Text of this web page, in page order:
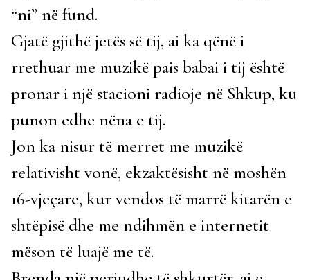
“ni” në fund.
Gjatë gjithë jetës së tij, ai ka qënë i
rrethuar me muzikë pais babai i tij është
pronar i një stacioni radioje në Shkup, ku
punon edhe nëna e tij.
Jon ka nisur të merret me muzikë
relativisht vonë, ekzaktësisht në moshën
16-vjeçare, kur vendos të marrë kitarën e
shtëpisë dhe me ndihmën e internetit
mëson të luajë me të.